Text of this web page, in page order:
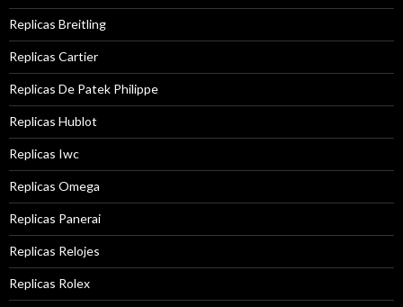
Replicas Breitling
Replicas Cartier
Replicas De Patek Philippe
Replicas Hublot
Replicas Iwc
Replicas Omega
Replicas Panerai
Replicas Relojes
Replicas Rolex